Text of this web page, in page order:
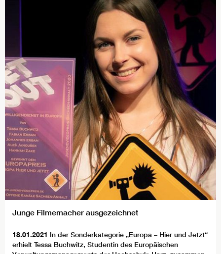
Junge Filmemacher ausgezeichnet
18.01.2021 In der Sonderkategorie „Europa – Hier und Jetzt“
erhielt Tessa Buchwitz, Studentin des Europäischen